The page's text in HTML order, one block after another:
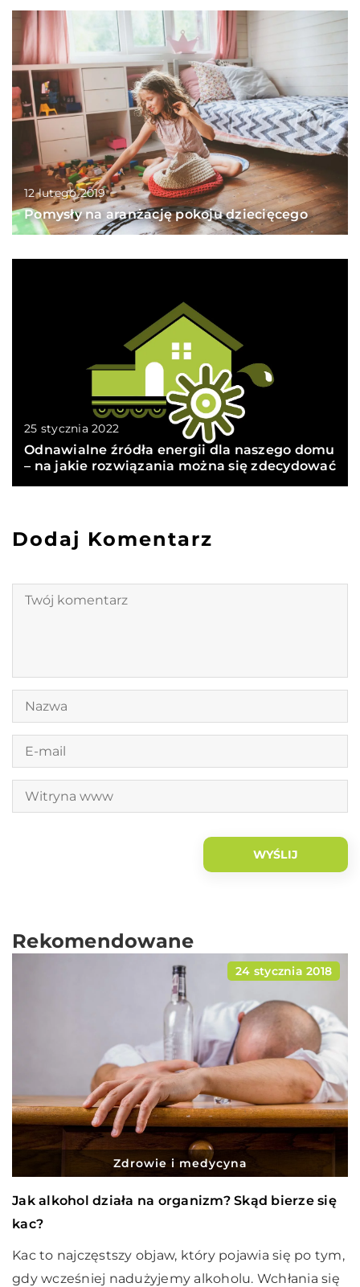
12 lutego 2019
Pomysły na aranżację pokoju dziecięcego
25 stycznia 2022
Odnawialne źródła energii dla naszego domu
– na jakie rozwiązania można się zdecydować
Dodaj Komentarz
Rekomendowane
24 stycznia 2018
Zdrowie i medycyna
Jak alkohol działa na organizm? Skąd bierze się
kac?
Kac to najczęstszy objaw, który pojawia się po tym,
gdy wcześniej nadużyjemy alkoholu. Wchłania się